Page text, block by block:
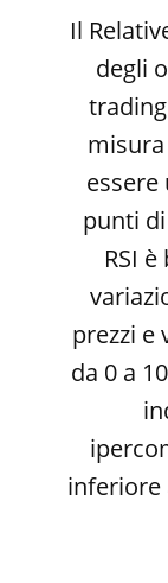
Il
degli
punti
RSI
prezzi e
da 0 a
inferiore